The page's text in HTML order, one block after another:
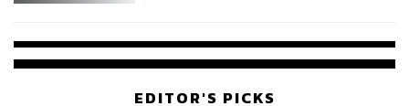
EDITOR'S PICKS